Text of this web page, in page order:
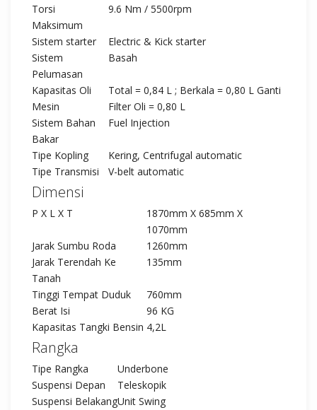
Torsi
Maksimum
9.6 Nm / 5500rpm
Sistem starter
Electric & Kick starter
Sistem
Pelumasan
Basah
Kapasitas Oli
Mesin
Total = 0,84 L ; Berkala = 0,80 L Ganti
Filter Oli = 0,80 L
Sistem Bahan
Bakar
Fuel Injection
Tipe Kopling
Kering, Centrifugal automatic
Tipe Transmisi
V-belt automatic
Dimensi
P X L X T
1870mm X 685mm X
1070mm
Jarak Sumbu Roda
1260mm
Jarak Terendah Ke
Tanah
135mm
Tinggi Tempat Duduk
760mm
Berat Isi
96 KG
Kapasitas Tangki Bensin 4,2L
Rangka
Tipe Rangka
Underbone
Suspensi Depan
Teleskopik
Suspensi BelakangUnit Swing